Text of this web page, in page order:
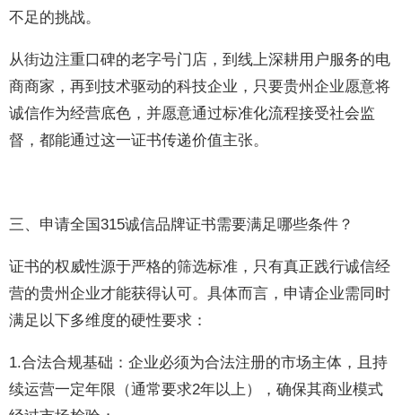
不足的挑战。
从街边注重口碑的老字号门店，到线上深耕用户服务的电
商商家，再到技术驱动的科技企业，只要贵州企业愿意将
诚信作为经营底色，并愿意通过标准化流程接受社会监
督，都能通过这一证书传递价值主张。
三、申请全国315诚信品牌证书需要满足哪些条件？
证书的权威性源于严格的筛选标准，只有真正践行诚信经
营的贵州企业才能获得认可。具体而言，申请企业需同时
满足以下多维度的硬性要求：
1.合法合规基础：企业必须为合法注册的市场主体，且持
续运营一定年限（通常要求2年以上），确保其商业模式